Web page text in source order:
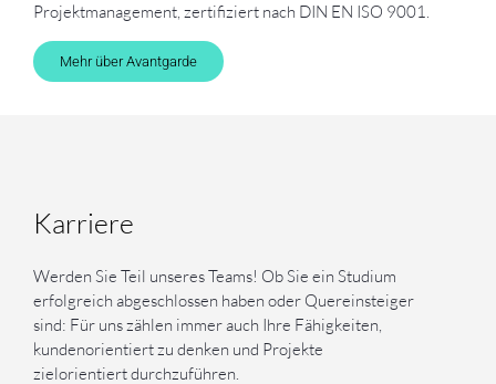
Projektmanagement, zertifiziert nach DIN EN ISO 9001.
Mehr über Avantgarde
Karriere
Werden Sie Teil unseres Teams! Ob Sie ein Studium
erfolgreich abgeschlossen haben oder Quereinsteiger
sind: Für uns zählen immer auch Ihre Fähigkeiten,
kundenorientiert zu denken und Projekte
zielorientiert durchzuführen.